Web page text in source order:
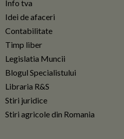
Info tva
Idei de afaceri
Contabilitate
Timp liber
Legislatia Muncii
Blogul Specialistului
Libraria R&S
Stiri juridice
Stiri agricole din Romania